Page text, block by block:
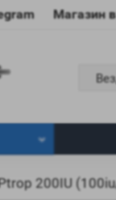
Магазин
200IU